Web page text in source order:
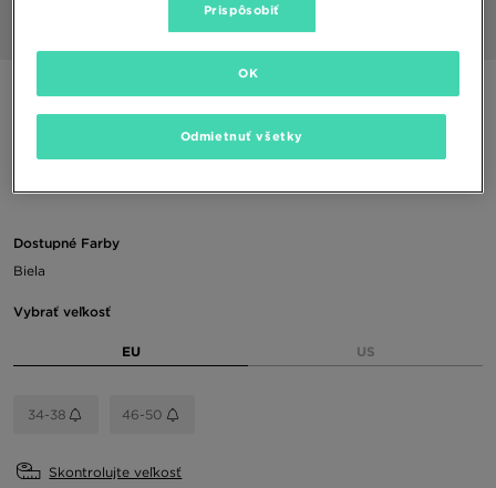
Dostupné Farby
Biela
Vybrať veľkosť
EU US
34-38 46-50
Skontrolujte veľkosť
Prispôsobiť
Odmietnuť všetky
OK